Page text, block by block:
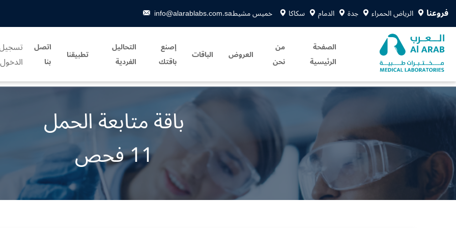
فروعنا الرياض الحمراء جدة الدمام سكاكا خميس مشيطinfo@alarablabs.com.sa
الصفحة
الرئيسية
من
نحن
العروض الباقات
إصنع
باقتك
التحاليل
الفردية
تطبيقنا
اتصل
بنا
الدخول
باقة متابعة الحمل
11 فحص